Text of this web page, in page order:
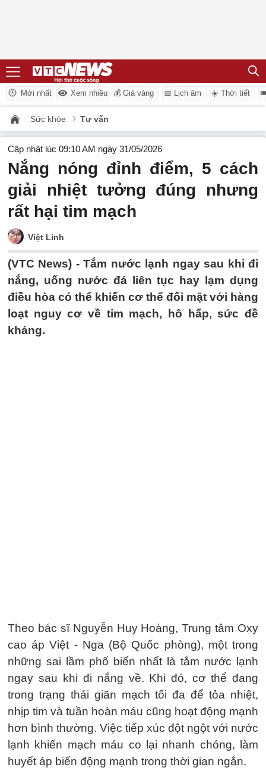
Mới nhất Xem nhiều 💰 Giá vàng 📅 Lịch âm ☀️ Thời tiết
Sức khỏe Tư vấn
Cập nhật lúc 09:10 AM ngày 31/05/2026
Nắng nóng đỉnh điểm, 5 cách
giải nhiệt tưởng đúng nhưng
rất hại tim mạch
Việt Linh
(VTC News) -Tắm nước lạnh ngay sau khi đi
nắng, uống nước đá liên tục hay lạm dụng
điều hòa có thể khiến cơ thể đối mặt với hàng
loạt nguy cơ về tim mạch, hô hấp, sức đề
kháng.
Theo bác sĩ Nguyễn Huy Hoàng, Trung tâm Oxy
cao áp Việt - Nga (Bộ Quốc phòng), một trong
những sai lầm phổ biến nhất là tắm nước lạnh
ngay sau khi đi nắng về. Khi đó, cơ thể đang
trong trạng thái giãn mạch tối đa để tỏa nhiệt,
nhịp tim và tuần hoàn máu cũng hoạt động mạnh
hơn bình thường. Việc tiếp xúc đột ngột với nước
lạnh khiến mạch máu co lại nhanh chóng, làm
huyết áp biến động mạnh trong thời gian ngắn.